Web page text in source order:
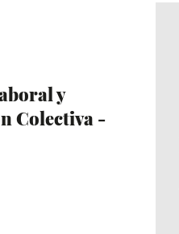
y
Colectiva -